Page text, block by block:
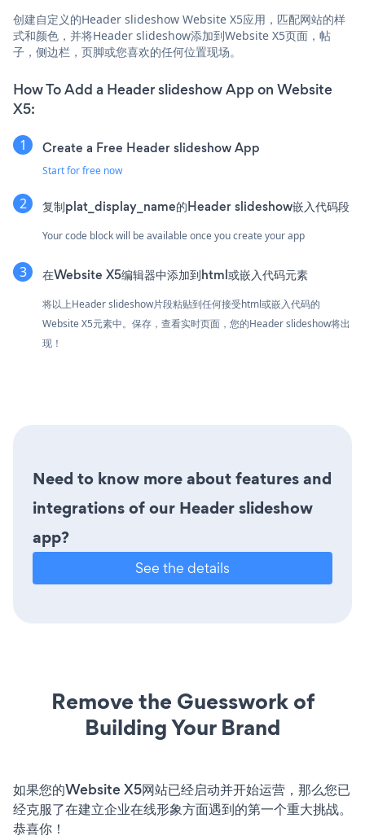
创建自定义的Header slideshow Website X5应用，匹配网站的样
式和颜色，并将Header slideshow添加到Website X5页面，帖
子，侧边栏，页脚或您喜欢的任何位置现场。
How To Add a Header slideshow App on Website
X5:
Create a Free Header slideshow App
Start for free now
复制plat_display_name的Header slideshow嵌入代码段
Your code block will be available once you create your app
在Website X5编辑器中添加到html或嵌入代码元素
将以上Header slideshow片段粘贴到任何接受html或嵌入代码的
Website X5元素中。保存，查看实时页面，您的Header slideshow将出
现！
Need to know more about features and
integrations of our Header slideshow
app?
See the details
Remove the Guesswork of
Building Your Brand
如果您的Website X5网站已经启动并开始运营，那么您已
经克服了在建立企业在线形象方面遇到的第一个重大挑战。
恭喜你！